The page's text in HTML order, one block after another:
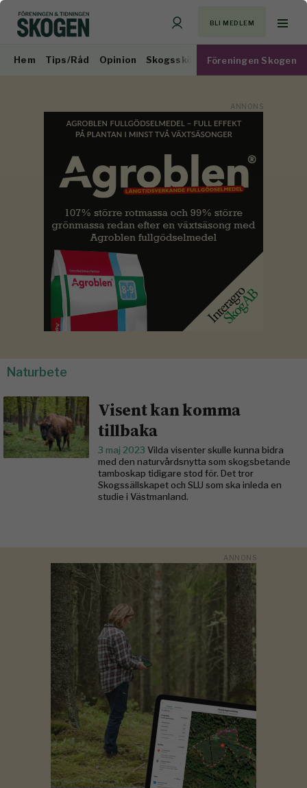
BLI MEDLEM
Hem Tips/Råd Opinion Skogsskötsel Virkesmarknad
Föreningen Skogen
Naturbete
Visent kan komma
tillbaka
3 maj 2023 Vilda visenter skulle kunna bidra
med den naturvårdsnytta som skogsbetande
tamboskap tidigare stod för. Det tror
Skogssällskapet och SLU som ska inleda en
studie i Västmanland.